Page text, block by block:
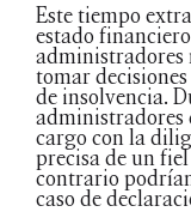
Este tiempo
estado
administradores
tomar
de insolvencia.
administradores
cargo con la
precisa de un
contrario
caso de